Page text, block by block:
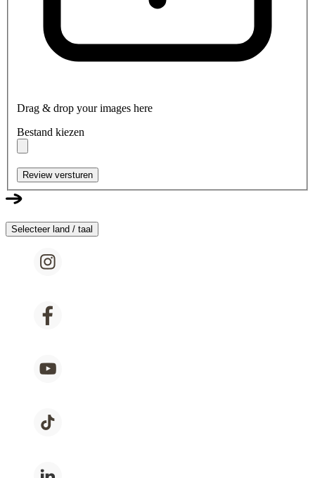
Drag & drop your images here
Bestand kiezen
Review versturen
Selecteer land / taal